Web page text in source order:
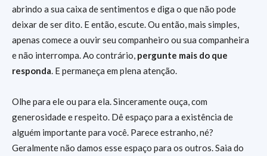
abrindo a sua caixa de sentimentos e diga o que não pode
deixar de ser dito. E então, escute. Ou então, mais simples,
apenas comece a ouvir seu companheiro ou sua companheira
e não interrompa. Ao contrário, pergunte mais do que
responda. E permaneça em plena atenção.
Olhe para ele ou para ela. Sinceramente ouça, com
generosidade e respeito. Dê espaço para a existência de
alguém importante para você. Parece estranho, né?
Geralmente não damos esse espaço para os outros. Saia do